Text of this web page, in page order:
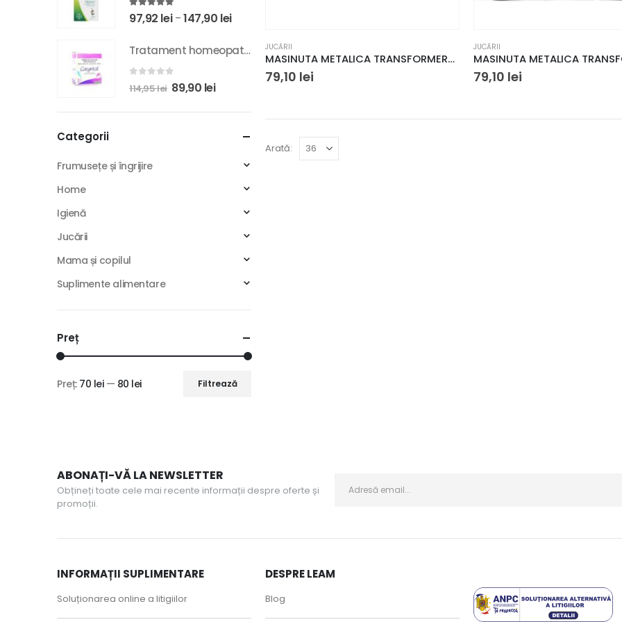
JUCĂRII
MASINUTA METALICA TRANSFORMERS T1 OPTIMUS PRIME SCARA 1 LA 32
79,10 lei
JUCĂRII
79,10 lei
Arată:
107,10 lei.
5.00din 5
97,92 lei – 147,90 leiInterval
prețuri:
97,92 lei
147,90 lei
Tratament homeopat, Cocyntal, împotriva durerilor atribuite colicilor, 30 unidoze
114,95lei Prețul
89,90 leiPrețul
89,90 lei.
Categorii
Frumusețe și îngrijire
Home
Igienă
Jucării
Mama și copilul
Suplimente alimentare
Preț
Preț
Preț
Filtrează
Preț: 70 lei— 80 lei
ABONAȚI-VĂ LA NEWSLETTER
Obțineți toate cele mai recente informații despre oferte și
promoții.
INFORMAȚII SUPLIMENTARE
Soluționarea online a litigiilor
DESPRE LEAM
Blog